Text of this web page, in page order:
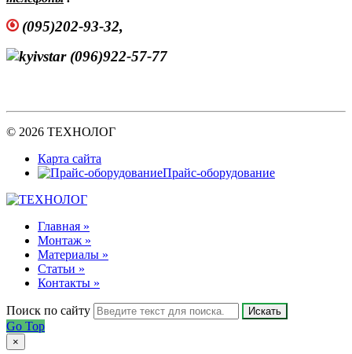
(095)202-93-32,
(096)922-57-77
© 2026 ТЕХНОЛОГ
Карта сайта
Прайс-оборудование
Главная »
Монтаж »
Материалы »
Статьи »
Контакты »
Поиск по сайту Искать
Go Top
×